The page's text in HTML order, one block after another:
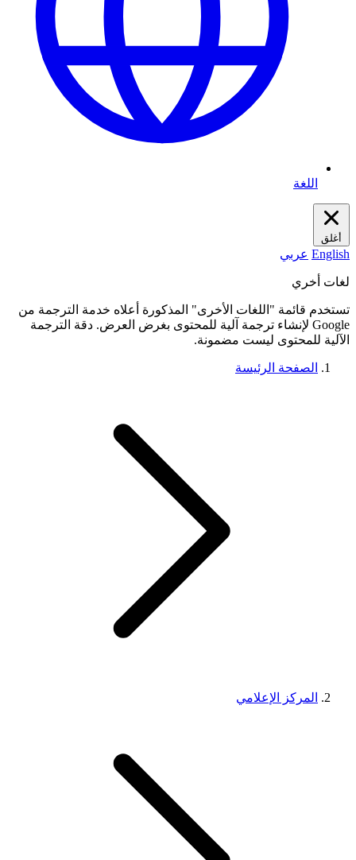
اللغة
أغلق
English عربي
لغات أخري
تستخدم قائمة "اللغات الأخرى" المذكورة أعلاه خدمة الترجمة من
Google لإنشاء ترجمة آلية للمحتوى بغرض العرض. دقة الترجمة
الآلية للمحتوى ليست مضمونة.
الصفحة الرئيسة
المركز الإعلامي